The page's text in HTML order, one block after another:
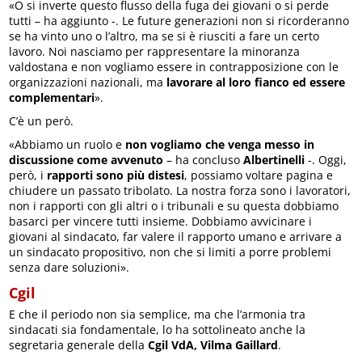
«O si inverte questo flusso della fuga dei giovani o si perde
tutti – ha aggiunto -. Le future generazioni non si ricorderanno
se ha vinto uno o l’altro, ma se si è riusciti a fare un certo
lavoro. Noi nasciamo per rappresentare la minoranza
valdostana e non vogliamo essere in contrapposizione con le
organizzazioni nazionali, ma lavorare al loro fianco ed essere
complementari».
C’è un però.
«Abbiamo un ruolo e non vogliamo che venga messo in
discussione come avvenuto – ha conclusoAlbertinelli -. Oggi,
però, i rapporti sono più distesi, possiamo voltare pagina e
chiudere un passato tribolato. La nostra forza sono i lavoratori,
non i rapporti con gli altri o i tribunali e su questa dobbiamo
basarci per vincere tutti insieme. Dobbiamo avvicinare i
giovani al sindacato, far valere il rapporto umano e arrivare a
un sindacato propositivo, non che si limiti a porre problemi
senza dare soluzioni».
Cgil
E che il periodo non sia semplice, ma che l’armonia tra
sindacati sia fondamentale, lo ha sottolineato anche la
segretaria generale dellaCgil VdA, Vilma Gaillard.